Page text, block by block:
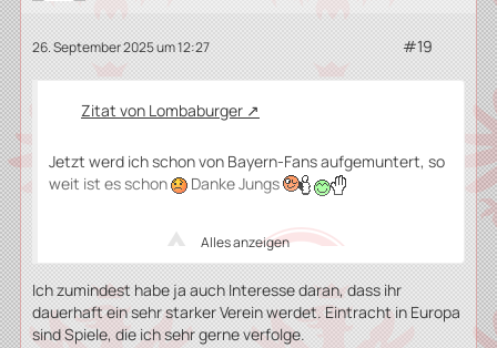
26. September 2025 um 12:27 #19
Zitat von Lombaburger
Jetzt werd ich schon von Bayern-Fans aufgemuntert, so
weit ist es schon
Danke Jungs
vs.
Alles anzeigen
Ich zumindest habe ja auch Interesse daran, dass ihr
dauerhaft ein sehr starker Verein werdet. Eintracht in Europa
sind Spiele, die ich sehr gerne verfolge.